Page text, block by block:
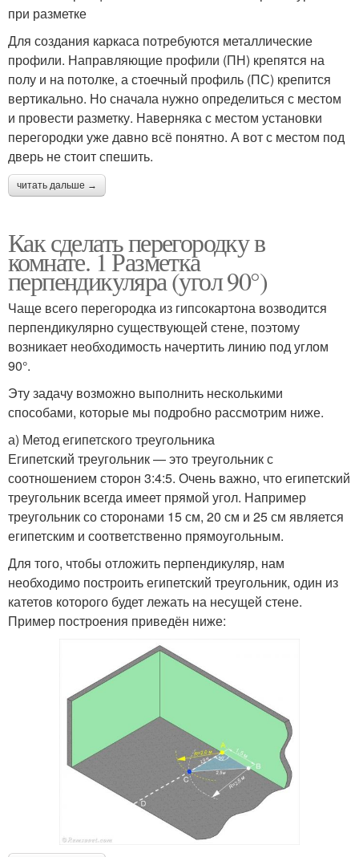
при разметке
Для создания каркаса потребуются металлические
профили. Направляющие профили (ПН) крепятся на
полу и на потолке, а стоечный профиль (ПС) крепится
вертикально. Но сначала нужно определиться с местом
и провести разметку. Наверняка с местом установки
перегородки уже давно всё понятно. А вот с местом под
дверь не стоит спешить.
читать дальше →
Как сделать перегородку в
комнате. 1 Разметка
перпендикуляра (угол 90°)
Чаще всего перегородка из гипсокартона возводится
перпендикулярно существующей стене, поэтому
возникает необходимость начертить линию под углом
90°.
Эту задачу возможно выполнить несколькими
способами, которые мы подробно рассмотрим ниже.
а) Метод египетского треугольника
Египетский треугольник — это треугольник с
соотношением сторон 3:4:5. Очень важно, что египетский
треугольник всегда имеет прямой угол. Например
треугольник со сторонами 15 см, 20 см и 25 см является
египетским и соответственно прямоугольным.
Для того, чтобы отложить перпендикуляр, нам
необходимо построить египетский треугольник, один из
катетов которого будет лежать на несущей стене.
Пример построения приведён ниже: